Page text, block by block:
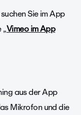
Sie im App
Vimeo im App
aus der App
Mikrofon und die